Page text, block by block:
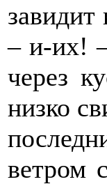
завидит
– и-их!
через
низко
ветром